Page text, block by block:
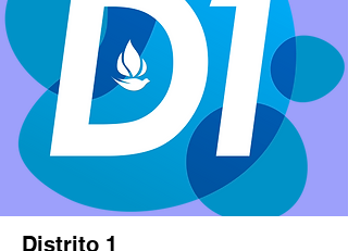
Distrito 1